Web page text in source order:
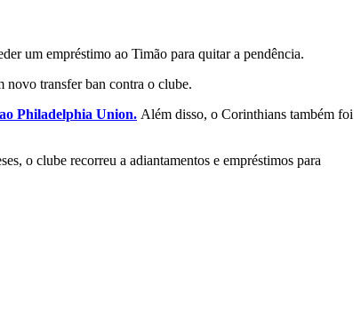
um empréstimo ao Timão para quitar a pendência.
novo transfer ban contra o clube.
Philadelphia Union. Além disso, o Corinthians também foi
o clube recorreu a adiantamentos e empréstimos para